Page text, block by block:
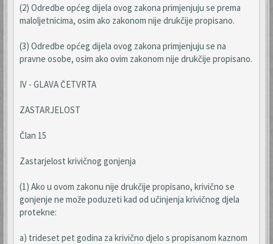
(2) Odredbe općeg dijela ovog zakona primjenjuju se prema
maloljetnicima, osim ako zakonom nije drukčije propisano.
(3) Odredbe općeg dijela ovog zakona primjenjuju se na
pravne osobe, osim ako ovim zakonom nije drukčije propisano.
IV - GLAVA ČETVRTA
ZASTARJELOST
Član 15
Zastarjelost krivičnog gonjenja
(1) Ako u ovom zakonu nije drukčije propisano, krivično se
gonjenje ne može poduzeti kad od učinjenja krivičnog djela
protekne:
a) trideset pet godina za krivično djelo s propisanom kaznom